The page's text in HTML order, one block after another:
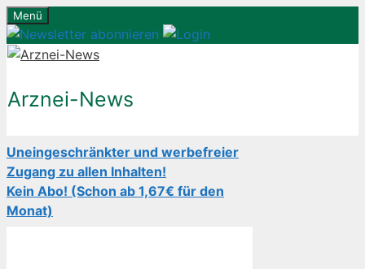
Zum
Inhalt
springen
Menü
Arznei-News
Uneingeschränkter und werbefreier
Zugang zu allen Inhalten!
Kein Abo! (Schon ab 1,67€ für den
Monat)